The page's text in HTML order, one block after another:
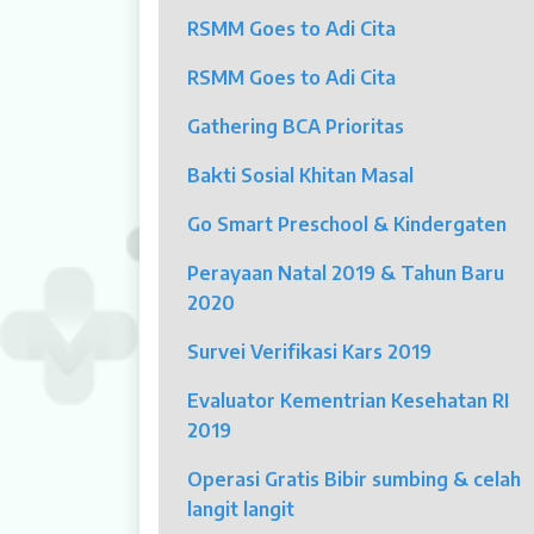
Klinik Andrologi
CBCT (Cone Beam Computed
Bronkoskopi
Dokter
Sunday Clinic
RSMM Goes to Adi Cita
RSMM Goes to Adi Cita
Gathering BCA Prioritas
Bakti Sosial Khitan Masal
Go Smart Preschool & Kindergaten
Perayaan Natal 2019 & Tahun Baru
2020
Survei Verifikasi Kars 2019
Evaluator Kementrian Kesehatan RI
2019
Operasi Gratis Bibir sumbing & celah
langit langit